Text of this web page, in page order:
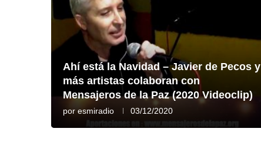
Ahí está la Navidad – Javier de Pecos y
más artistas colaboran con
Mensajeros de la Paz (2020 Videoclip)
por esmiradio 03/12/2020